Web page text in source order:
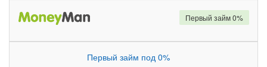
Первый займ под 0%
Первый займ 0%